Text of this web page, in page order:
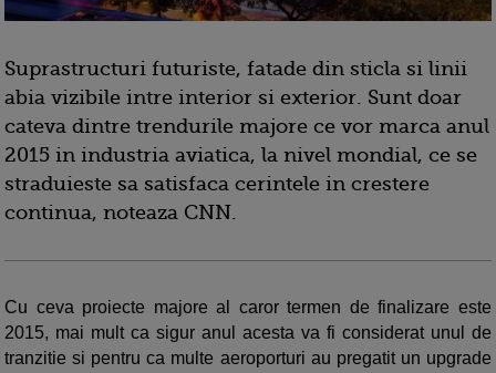
Suprastructuri futuriste, fatade din sticla si linii
abia vizibile intre interior si exterior. Sunt doar
cateva dintre trendurile majore ce vor marca anul
2015 in industria aviatica, la nivel mondial, ce se
straduieste sa satisfaca cerintele in crestere
continua, noteaza CNN.
Cu ceva proiecte majore al caror termen de finalizare este
2015, mai mult ca sigur anul acesta va fi considerat unul de
tranzitie si pentru ca multe aeroporturi au pregatit un upgrade